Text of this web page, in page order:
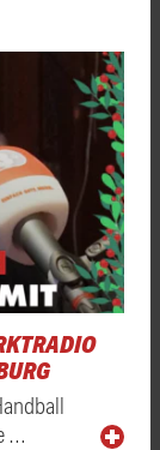
…